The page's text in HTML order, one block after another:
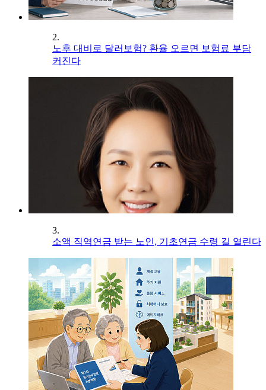
2.
노후 대비로 달러보험? 환율 오르면 보험료 부담
커진다
3.
소액 직역연금 받는 노인, 기초연금 수령 길 열린다